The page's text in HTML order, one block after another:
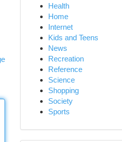
Health
Home
Internet
Kids and Teens
News
Recreation
Reference
Science
Shopping
Society
Sports